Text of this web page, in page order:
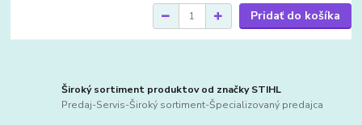
Pridať do košíka
Široký sortiment produktov od značky STIHL
Predaj-Servis-Široký sortiment-Špecializovaný predajca